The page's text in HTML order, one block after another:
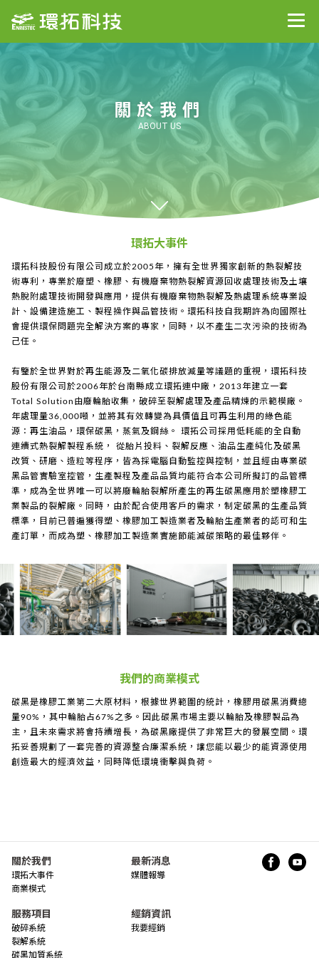
關於我們
最新消息
經銷資訊
企業專區
聯絡我們
關於我們
ABOUT US
環拓大事件
環拓科技股份有限公司成立於2005年，擁有全世界獨家創新的熱裂解技
術專利，專業於廢塑、橡膠、有機廢棄物熱裂解資源回收處理技術及土壤
熱脫附處理技術開發與應用，提供有機廢棄物熱裂解及熱處理系統專業設
計、設備建造施工、製程操作與品管技術。環拓科技自我期許為向國際社
會提供環保問題完全解決方案的專家，同時，以不產生二次污染的技術為
己任。
有鑒於全世界對於再生能源及二氧化碳排放減量等議題的重視，環拓科技
股份有限公司於2006年於台南縣成立環拓連中廠，2013年建立一套
Total Solution由廢輪胎收集，破碎至裂解處理及產品精煉的示範模廠。
年處理量36,000噸，並將其有效轉變為具價值且可再生利用的綠色能
源：再生油品，環保碳黑，蒸氣及鋼絲。 環拓公司採用低耗能的全自動
連續式熱裂解製程系統， 從胎片投料、裂解反應、油品生產純化及碳黑
改質、研磨、造粒等程序，皆為採電腦自動監控與控制，並且經由專業碳
黑品管實驗室控管，生產製程及產品品質均能符合本公司所擬訂的品管標
準，成為全世界唯一可以將廢輪胎裂解所產生的再生碳黑應用於塑橡膠工
業製品的裂解廠。同時，由於配合使用客戶的需求，制定碳黑的生產品質
標準，目前已普遍獲得塑、橡膠加工製造業者及輪胎生產業者的認可和生
產訂單，而成為塑、橡膠加工製造業實施節能減碳策略的最佳夥伴。
我們的商業模式
碳黑是橡膠工業第二大原材料，根據世界範圍的統計，橡膠用碳黑消費總
量90%，其中輪胎占67%之多。因此碳黑市場主要以輪胎及橡膠製品為
主，且未來需求將會持續增長，為碳黑廠提供了非常巨大的發展空間。環
拓妥善規劃了一套完善的資源整合廉潔系統，讓您能以最少的能資源使用
創造最大的經濟效益，同時降低環境衝擊與負荷。
關於我們
環拓大事件
商業模式
最新消息
媒體報導
服務項目
破碎系統
裂解系統
碳黑加質系統
經銷資訊
我要經銷